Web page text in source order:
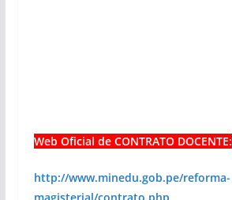
Web Oficial de CONTRATO DOCENTE:
http://www.minedu.gob.pe/reforma-